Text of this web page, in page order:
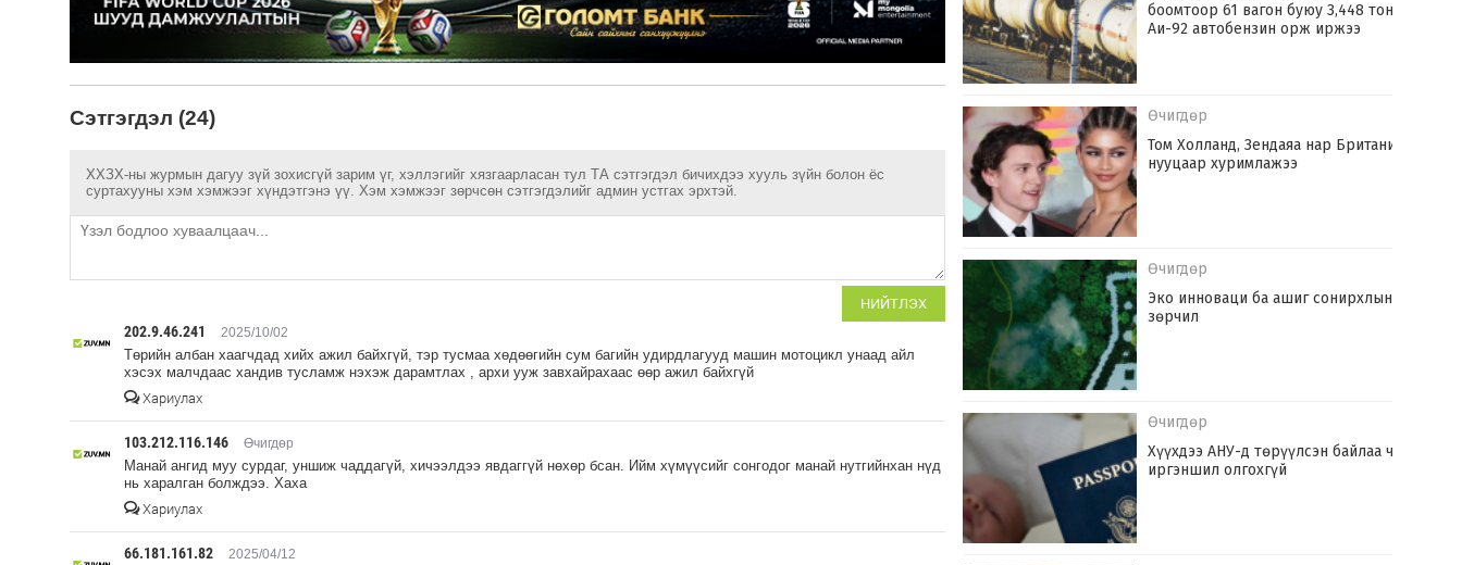
Сэтгэгдэл (24)
ХХЗХ-ны журмын дагуу зүй зохисгүй зарим үг, хэллэгийг хязгаарласан тул ТА сэтгэгдэл бичихдээ хууль зүйн болон ёс
суртахууны хэм хэмжээг хүндэтгэнэ үү. Хэм хэмжээг зөрчсөн сэтгэгдэлийг админ устгах эрхтэй.
НИЙТЛЭХ
202.9.46.241 2025/10/02
Төрийн албан хаагчдад хийх ажил байхгүй, тэр тусмаа хөдөөгийн сум багийн удирдлагууд машин мотоцикл унаад айл
хэсэх малчдаас хандив тусламж нэхэж дарамтлах , архи ууж завхайрахаас өөр ажил байхгүй
Хариулах
103.212.116.146 Өчигдөр
Манай ангид муу сурдаг, уншиж чаддагүй, хичээлдээ явдаггүй нөхөр бсан. Ийм хүмүүсийг сонгодог манай нутгийнхан нүд
нь харалган болждээ. Хаха
Хариулах
66.181.161.82 2025/04/12
боомтоор 61 вагон буюу 3,448 тонн
Аи-92 автобензин орж иржээ
Өчигдөр
Том Холланд, Зендаяа нар Британид
нууцаар хуримлажээ
Өчигдөр
Эко инноваци ба ашиг сонирхлын
зөрчил
Өчигдөр
Хүүхдээ АНУ-д төрүүлсэн байлаа ч
иргэншил олгохгүй